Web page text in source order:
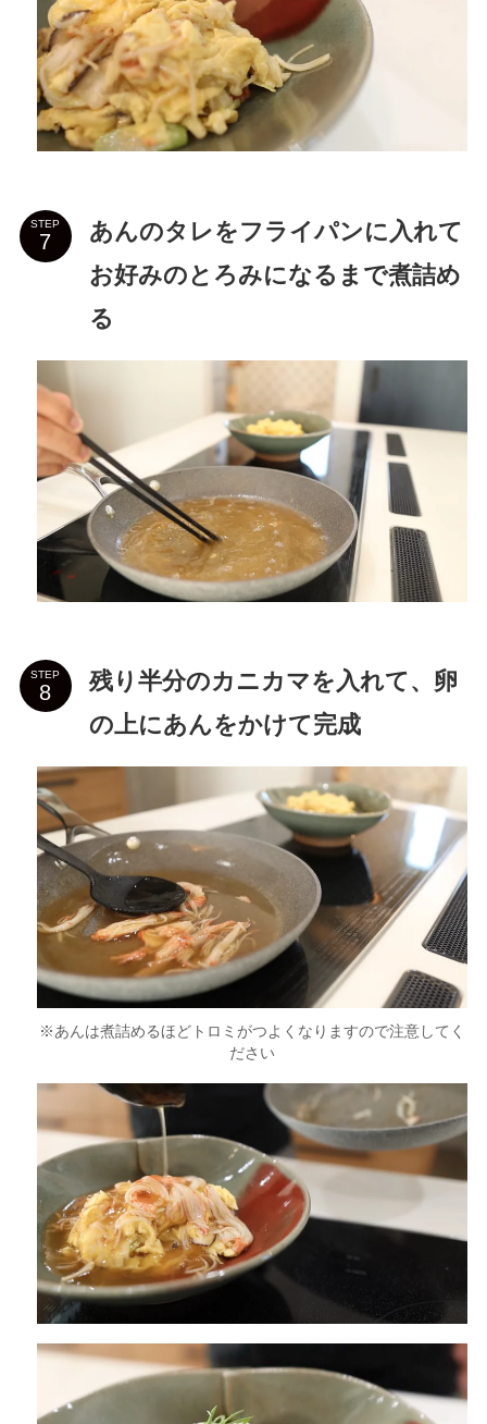
STEP
あんのタレをフライパンに入れて
お好みのとろみになるまで煮詰め
る
STEP
残り半分のカニカマを入れて、卵
の上にあんをかけて完成
※あんは煮詰めるほどトロミがつよくなりますので注意してく
ださい